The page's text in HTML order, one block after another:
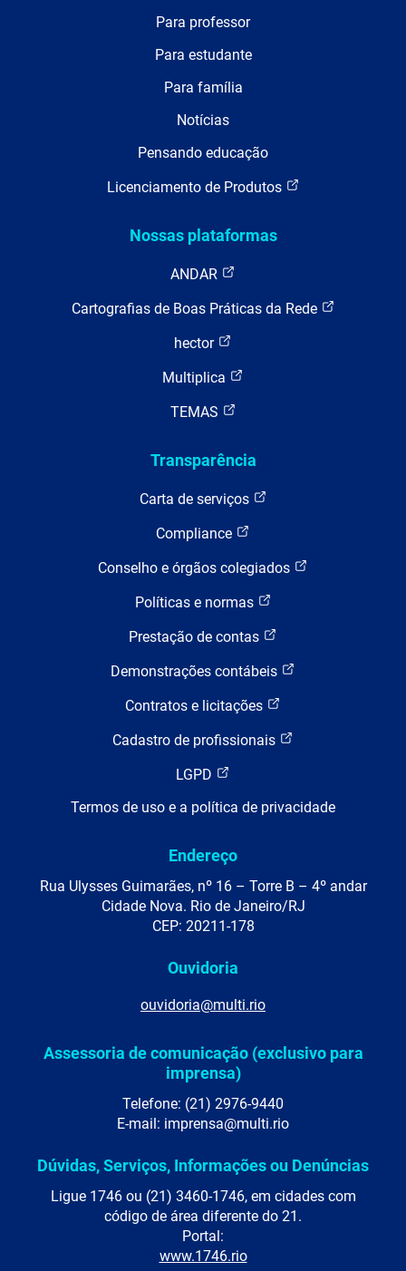
Para professor
Para estudante
Para família
Notícias
Pensando educação
Licenciamento de Produtos
Nossas plataformas
ANDAR
Cartografias de Boas Práticas da Rede
hector
Multiplica
TEMAS
Transparência
Carta de serviços
Compliance
Conselho e órgãos colegiados
Políticas e normas
Prestação de contas
Demonstrações contábeis
Contratos e licitações
Cadastro de profissionais
LGPD
Termos de uso e a política de privacidade
Endereço
Rua Ulysses Guimarães, nº 16 – Torre B – 4º andar
Cidade Nova. Rio de Janeiro/RJ
CEP: 20211-178
Ouvidoria
ouvidoria@multi.rio
Assessoria de comunicação (exclusivo para
imprensa)
Telefone: (21) 2976-9440
E-mail: imprensa@multi.rio
Dúvidas, Serviços, Informações ou Denúncias
Ligue 1746 ou (21) 3460-1746, em cidades com
código de área diferente do 21.
Portal:
www.1746.rio